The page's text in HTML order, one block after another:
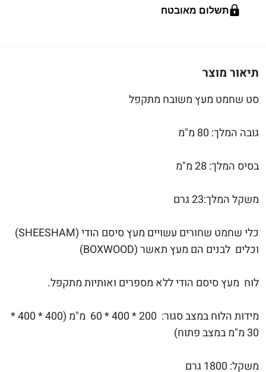
תשלום מאובטח
תיאור מוצר
סט שחמט מעץ משובח מתקפל
גובה המלך: 80 מ"מ
בסיס המלך: 28 מ"מ
משקל המלך:23 גרם
כלי שחמט שחורים עשויים מעץ סיסם הודי (SHEESHAM)
וכלים לבנים הם מעץ תאשר (BOXWOOD)
לוח מעץ סיסם הודי ללא מספרים ואותיות מתקפל.
מידות הלוח במצב סגור: 200 * 400 * 60 מ"מ (400 * 400 *
30 מ"מ במצב פתוח)
משקל: 1800 גרם